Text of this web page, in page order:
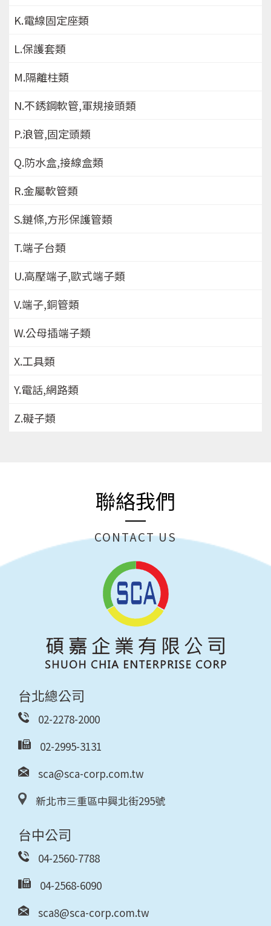
K.電線固定座類
L.保護套類
M.隔離柱類
N.不銹鋼軟管,軍規接頭類
P.浪管,固定頭類
Q.防水盒,接線盒類
R.金屬軟管類
S.鏈條,方形保護管類
T.端子台類
U.高壓端子,歐式端子類
V.端子,銅管類
W.公母插端子類
X.工具類
Y.電話,網路類
Z.礙子類
聯絡我們
CONTACT US
台北總公司
02-2278-2000
02-2995-3131
sca@sca-corp.com.tw
新北市三重區中興北街295號
台中公司
04-2560-7788
04-2568-6090
sca8@sca-corp.com.tw